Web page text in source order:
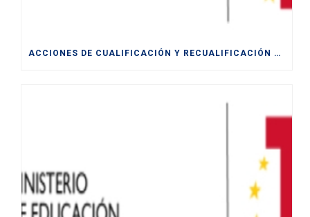
ACCIONES DE CUALIFICACIÓN Y RECUALIFICACIÓN DE POBLACIÓN ACTIVA.